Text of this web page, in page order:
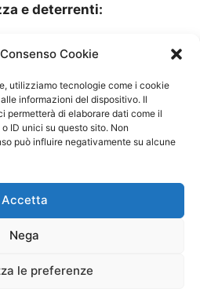
Cookie
utilizziamo tecnologie come i cookie
informazioni del dispositivo. Il
permetterà di elaborare dati come il
ID unici su questo sito. Non
può influire negativamente su alcune
Accetta
Nega
le preferenze
e deterrenti:
al cilindro:
impossibile
se non tramite la chiave
La presenza di un
può scoraggiare i
a cercare bersagli più
funzionali: